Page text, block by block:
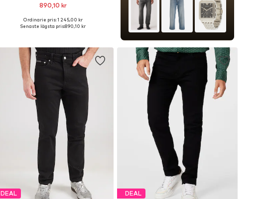
890,10 kr
+15
Tillgänglig i många storlekar
Ordinarie pris: 1 245,00 kr
Senaste lägsta pris:890,10 kr
DEAL DEAL